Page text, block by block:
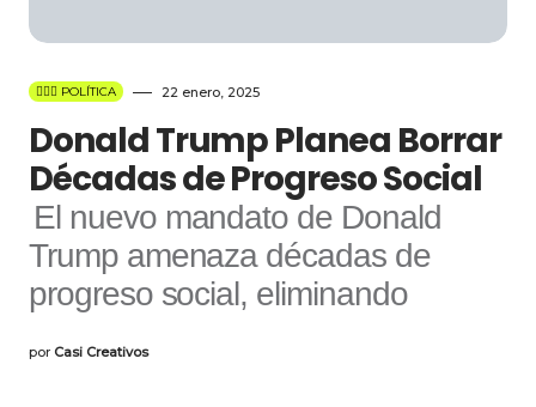
👩🏻‍⚖️ POLÍTICA 22 enero, 2025
Donald Trump Planea Borrar
Décadas de Progreso Social
El nuevo mandato de Donald
Trump amenaza décadas de
progreso social, eliminando
por Casi Creativos